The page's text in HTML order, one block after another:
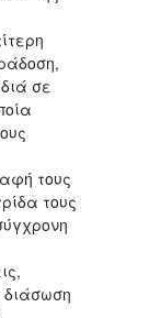
σε
τους
τους